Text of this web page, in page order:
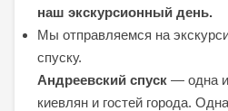
наш экскурсионный день.
Мы отправляемся на
спуску.
Андреевский спуск — одна
киевлян и гостей города.